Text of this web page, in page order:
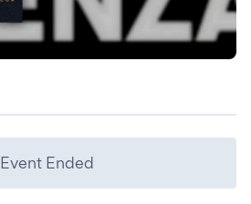
Event Ended